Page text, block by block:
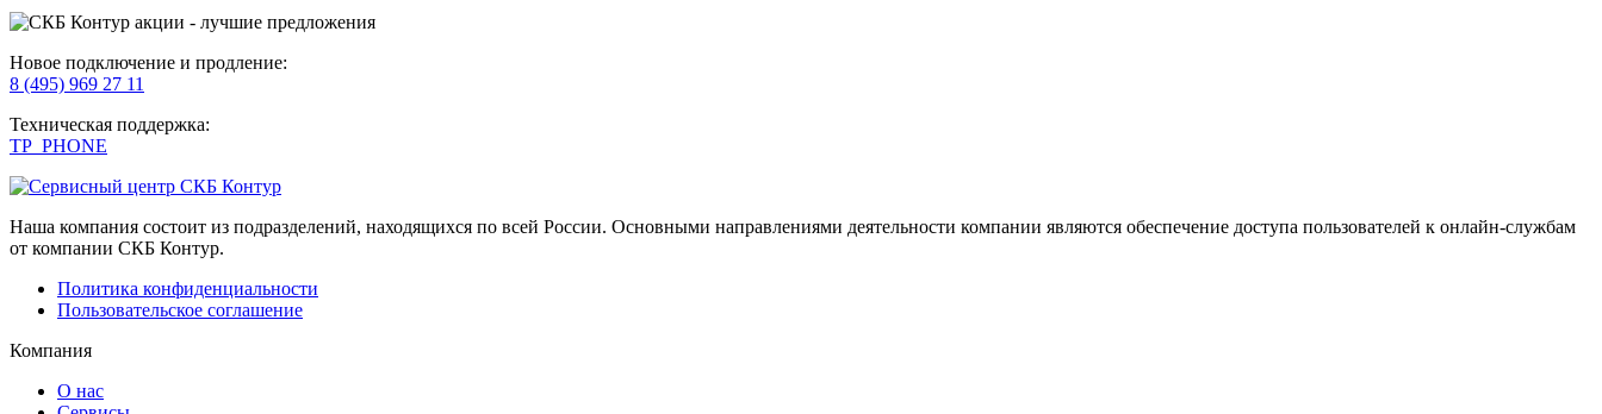
Новое подключение и продление:
8 (495) 969 27 11
Техническая поддержка:
TP_PHONE
Наша компания состоит из подразделений, находящихся по всей России. Основными направлениями деятельности компании являются обеспечение доступа пользователей к онлайн-службам
от компании СКБ Контур.
Политика конфиденциальности
Пользовательское соглашение
Компания
О нас